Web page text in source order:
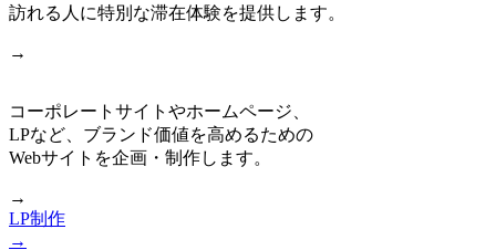
訪れる人に特別な滞在体験を提供します。
→
コーポレートサイトやホームページ、
LPなど、ブランド価値を高めるための
Webサイトを企画・制作します。
→
LP制作
→